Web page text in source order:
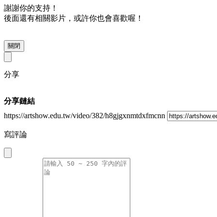
謝謝你的支持！
後面還有相關影片，或許你也會喜歡喔！
關閉
分享
分享鏈結
https://artshow.edu.tw/video/382/h8gjgxnmtdxfmcnn
寫評論